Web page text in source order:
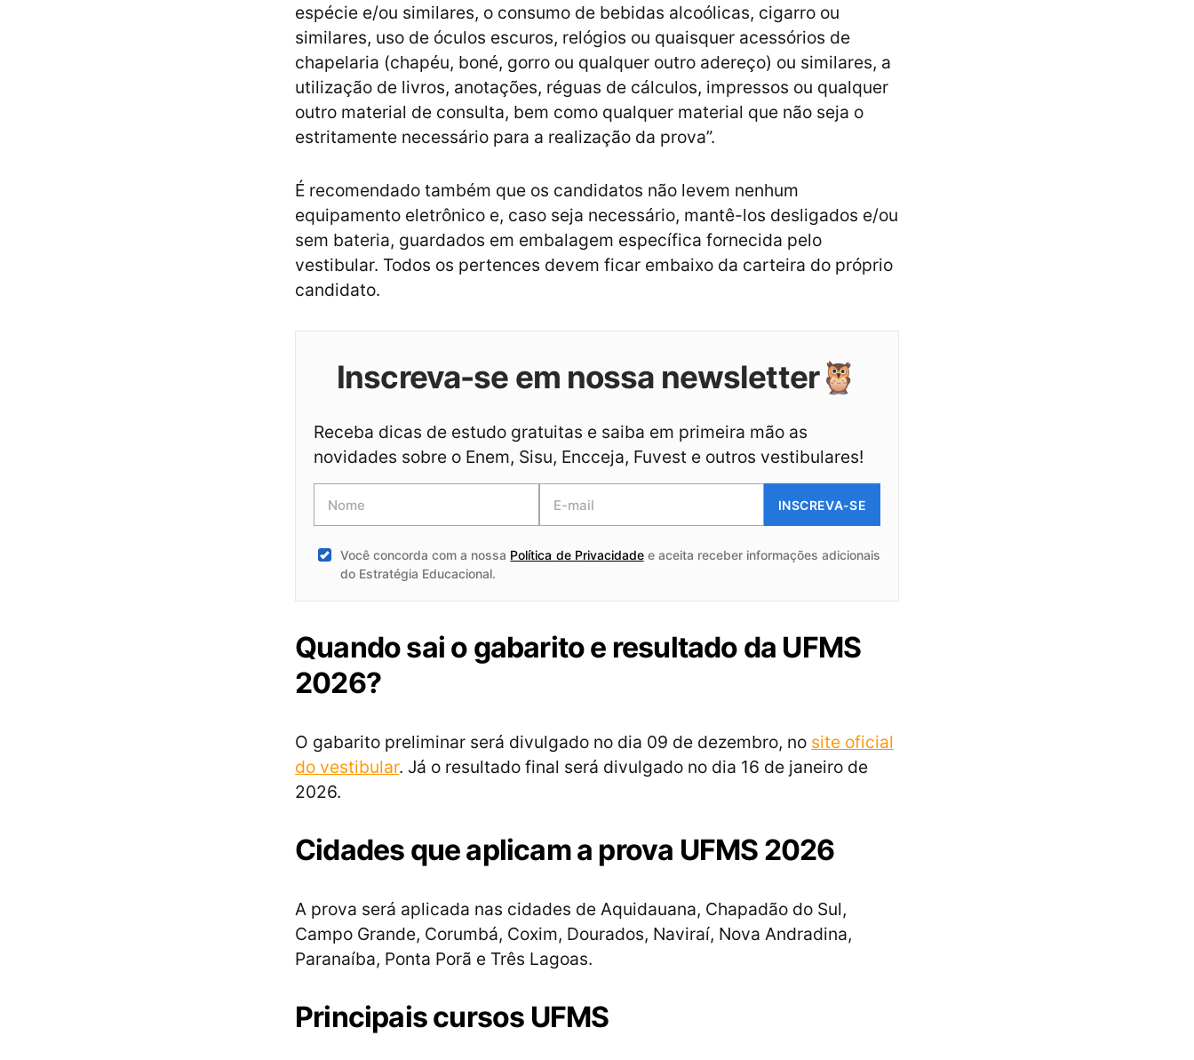
espécie e/ou similares, o consumo de bebidas alcoólicas, cigarro ou
similares, uso de óculos escuros, relógios ou quaisquer acessórios de
chapelaria (chapéu, boné, gorro ou qualquer outro adereço) ou similares, a
utilização de livros, anotações, réguas de cálculos, impressos ou qualquer
outro material de consulta, bem como qualquer material que não seja o
estritamente necessário para a realização da prova”.
É recomendado também que os candidatos não levem nenhum
equipamento eletrônico e, caso seja necessário, mantê-los desligados e/ou
sem bateria, guardados em embalagem específica fornecida pelo
vestibular. Todos os pertences devem ficar embaixo da carteira do próprio
candidato.
Inscreva-se em nossa newsletter🦉
Receba dicas de estudo gratuitas e saiba em primeira mão as
novidades sobre o Enem, Sisu, Encceja, Fuvest e outros vestibulares!
INSCREVA-SE
Você concorda com a nossa Política de Privacidadee aceita receber informações adicionais
do Estratégia Educacional.
Quando sai o gabarito e resultado da UFMS
2026?
O gabarito preliminar será divulgado no dia 09 de dezembro, no site oficial
do vestibular. Já o resultado final será divulgado no dia 16 de janeiro de
2026.
Cidades que aplicam a prova UFMS 2026
A prova será aplicada nas cidades de Aquidauana, Chapadão do Sul,
Campo Grande, Corumbá, Coxim, Dourados, Naviraí, Nova Andradina,
Paranaíba, Ponta Porã e Três Lagoas.
Principais cursos UFMS